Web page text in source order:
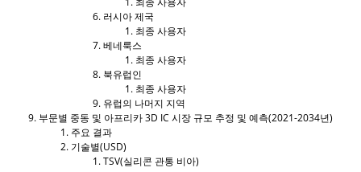
러시아 제국
최종 사용자
베네룩스
최종 사용자
북유럽인
최종 사용자
유럽의 나머지 지역
부문별 중동 및 아프리카 3D IC 시장 규모 추정 및 예측(2021-2034년)
주요 결과
기술별(USD)
TSV(실리콘 관통 비아)